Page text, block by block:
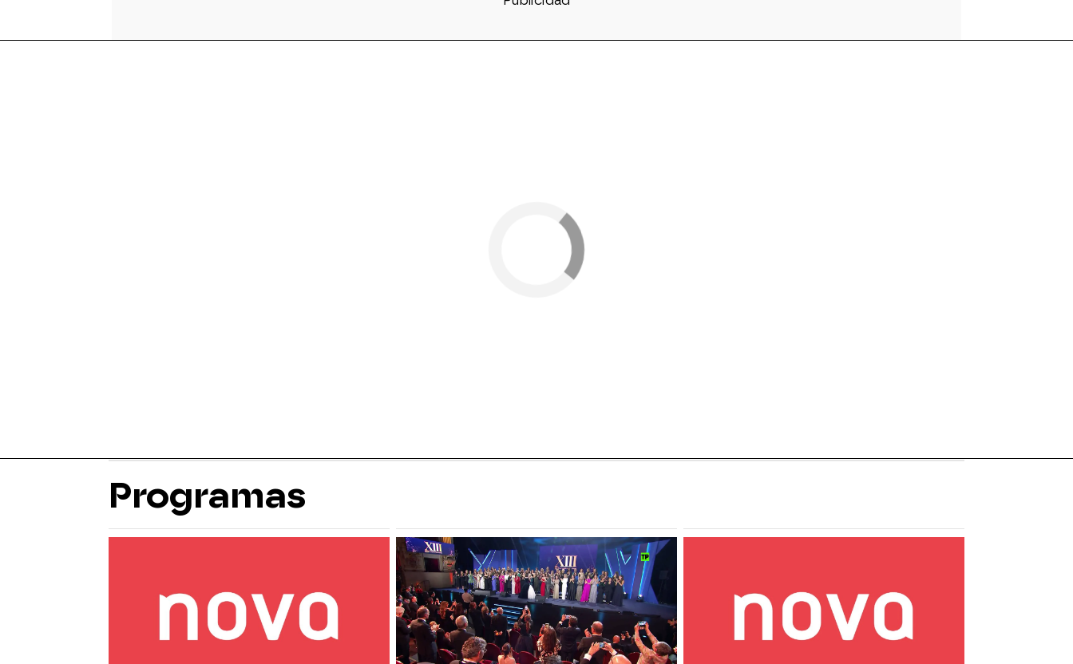
Programas